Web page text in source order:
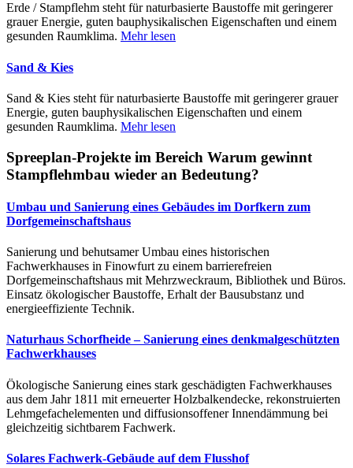
Erde / Stampflehm steht für naturbasierte Baustoffe mit geringerer
grauer Energie, guten bauphysikalischen Eigenschaften und einem
gesunden Raumklima. Mehr lesen
Sand & Kies
Sand & Kies steht für naturbasierte Baustoffe mit geringerer grauer
Energie, guten bauphysikalischen Eigenschaften und einem
gesunden Raumklima. Mehr lesen
Spreeplan-Projekte im Bereich Warum gewinnt
Stampflehmbau wieder an Bedeutung?
Umbau und Sanierung eines Gebäudes im Dorfkern zum
Dorfgemeinschaftshaus
Sanierung und behutsamer Umbau eines historischen
Fachwerkhauses in Finowfurt zu einem barrierefreien
Dorfgemeinschaftshaus mit Mehrzweckraum, Bibliothek und Büros.
Einsatz ökologischer Baustoffe, Erhalt der Bausubstanz und
energieeffiziente Technik.
Naturhaus Schorfheide – Sanierung eines denkmalgeschützten
Fachwerkhauses
Ökologische Sanierung eines stark geschädigten Fachwerkhauses
aus dem Jahr 1811 mit erneuerter Holzbalkendecke, rekonstruierten
Lehmgefachelementen und diffusionsoffener Innendämmung bei
gleichzeitig sichtbarem Fachwerk.
Solares Fachwerk-Gebäude auf dem Flusshof